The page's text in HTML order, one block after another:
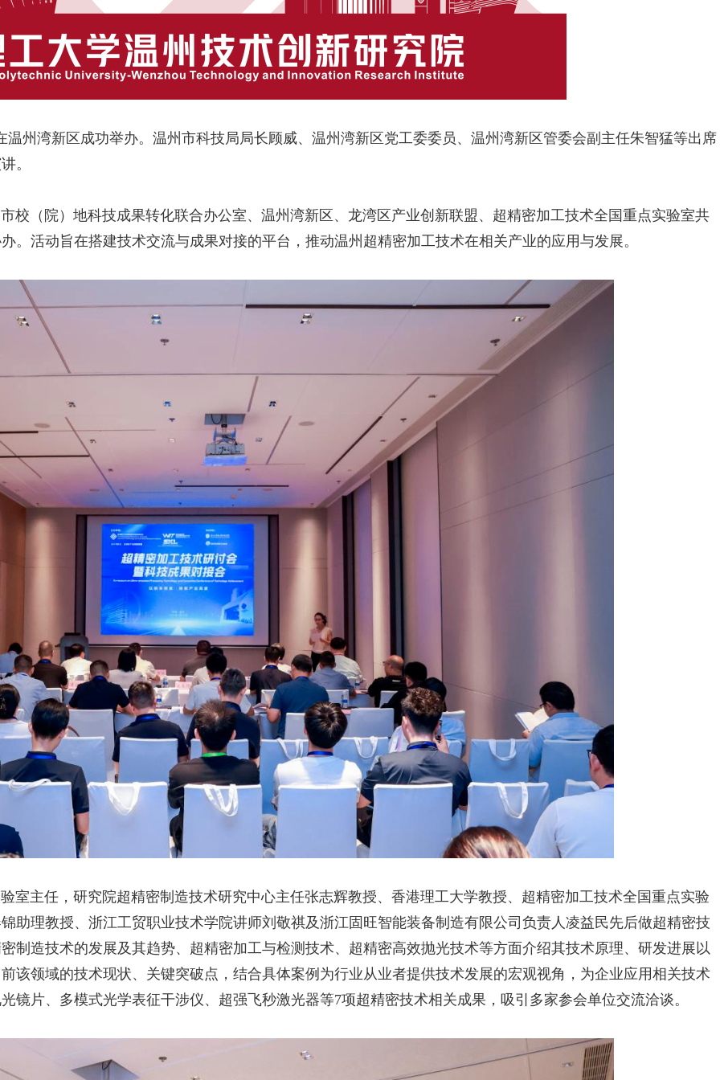
湾新区成功举办。温州市科技局局长顾威、温州湾新区党工委委员、温州湾新区管委会副主任朱智猛等出席
。
院）地科技成果转化联合办公室、温州湾新区、龙湾区产业创新联盟、超精密加工技术全国重点实验室共
。活动旨在搭建技术交流与成果对接的平台，推动温州超精密加工技术在相关产业的应用与发展。
任，研究院超精密制造技术研究中心主任张志辉教授、香港理工大学教授、超精密加工技术全国重点实验
助理教授、浙江工贸职业技术学院讲师刘敬祺及浙江固旺智能装备制造有限公司负责人凌益民先后做超精密技
制造技术的发展及其趋势、超精密加工与检测技术、超精密高效抛光技术等方面介绍其技术原理、研发进展以
该领域的技术现状、关键突破点，结合具体案例为行业从业者提供技术发展的宏观视角，为企业应用相关技术
镜片、多模式光学表征干涉仪、超强飞秒激光器等7项超精密技术相关成果，吸引多家参会单位交流洽谈。